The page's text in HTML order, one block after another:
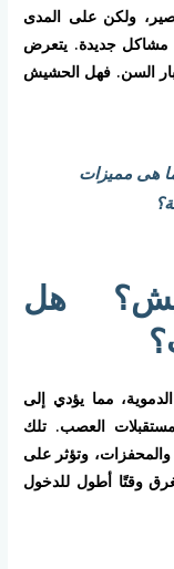
ولكن على المدى
مشاكل جديدة. يتعرض
السن. فهل الحشيش
هى مميزات
هل
مما يؤدي إلى
العصب. تلك
وتؤثر على
وقتًا أطول للدخول